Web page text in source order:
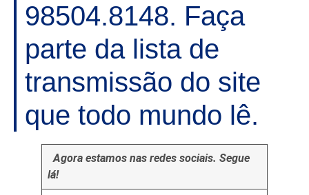
98504.8148. Faça
parte da lista de
transmissão do site
que todo mundo lê.
Agora estamos nas redes sociais. Segue
lá!